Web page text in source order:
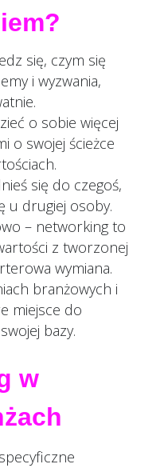
się, czym się
i wyzwania,
o sobie więcej
o swojej ścieżce
się do czegoś,
u drugiej osoby.
– networking to
z tworzonej
wymiana.
branżowych i
miejsce do
bazy.
w